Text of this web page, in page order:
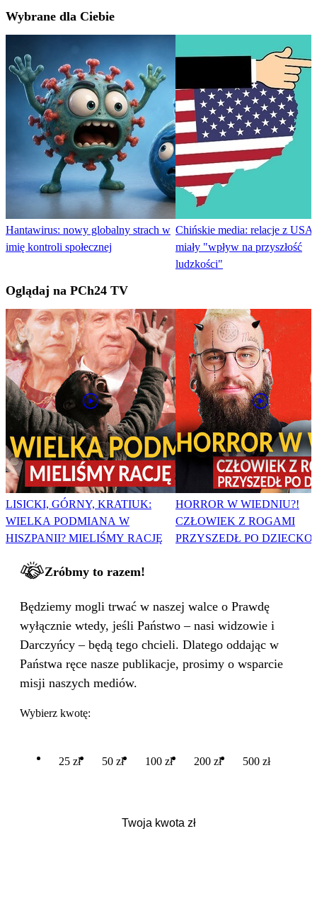
Wybrane dla Ciebie
Hantawirus: nowy globalny strach w
imię kontroli społecznej
Chińskie media: relacje z USA
miały "wpływ na przyszłość
ludzkości"
Oglądaj na PCh24 TV
LISICKI, GÓRNY, KRATIUK:
WIELKA PODMIANA W
HISZPANII? MIELIŚMY RACJĘ
HORROR W WIEDNIU?!
CZŁOWIEK Z ROGAMI
PRZYSZEDŁ PO DZIECKO
Zróbmy to razem!
Będziemy mogli trwać w naszej walce o Prawdę
wyłącznie wtedy, jeśli Państwo – nasi widzowie i
Darczyńcy – będą tego chcieli. Dlatego oddając w
Państwa ręce nasze publikacje, prosimy o wsparcie
misji naszych mediów.
Wybierz kwotę:
25 zł 50 zł 100 zł 200 zł 500 zł